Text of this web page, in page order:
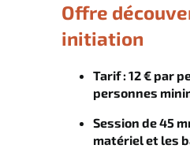
Offre
initiation
Tarif : 12 € par
personnes
Session de 45
matériel et les